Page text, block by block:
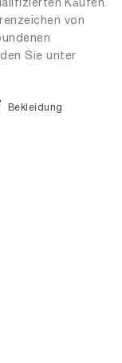
Käufen.
von
Sie unter
Bekleidung